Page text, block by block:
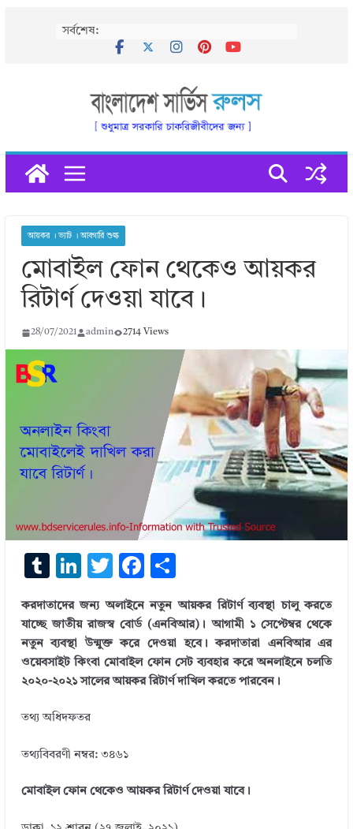
সর্বশেষ:
আয়কর । ভ্যাট । আবগারি শুল্ক
মোবাইল ফোন থেকেও আয়কর
রিটার্ণ দেওয়া যাবে।
28/07/2021 admin 2714 Views
T
m
bl
r
Li
k
e
dI
n
T
it
te
r
F
e
b
o
o
ar
e
করদাতাদের জন্য অলাইনে নতুন আয়কর রিটার্ণ ব্যবস্থা চালু করতে
যাচ্ছে জাতীয় রাজস্ব বোর্ড (এনবিআর)। আগামী ১ সেপ্টেম্বর থেকে
নতুন ব্যবস্থা উন্মুক্ত করে দেওয়া হবে। করদাতারা এনবিআর এর
ওয়েবসাইট কিংবা মোবাইল ফোন সেট ব্যবহার করে অনলাইনে চলতি
২০২০-২০২১ সালের আয়কর রিটার্ণ দাখিল করতে পারবেন।
তথ্য অধিদফতর
তথ্যবিবরণী নম্বর: ৩৪৬১
মোবাইল ফোন থেকেও আয়কর রিটার্ণ দেওয়া যাবে।